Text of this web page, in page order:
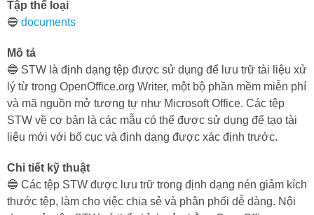
Tập thể loại
🔵 documents
Mô tả
🔵 STW là định dạng tệp được sử dụng để lưu trữ tài liệu xử
lý từ trong OpenOffice.org Writer, một bộ phần mềm miễn phí
và mã nguồn mở tương tự như Microsoft Office. Các tệp
STW về cơ bản là các mẫu có thể được sử dụng để tạo tài
liệu mới với bố cục và định dạng được xác định trước.
Chi tiết kỹ thuật
🔵 Các tệp STW được lưu trữ trong định dạng nén giảm kích
thước tệp, làm cho việc chia sẻ và phân phối dễ dàng. Nội